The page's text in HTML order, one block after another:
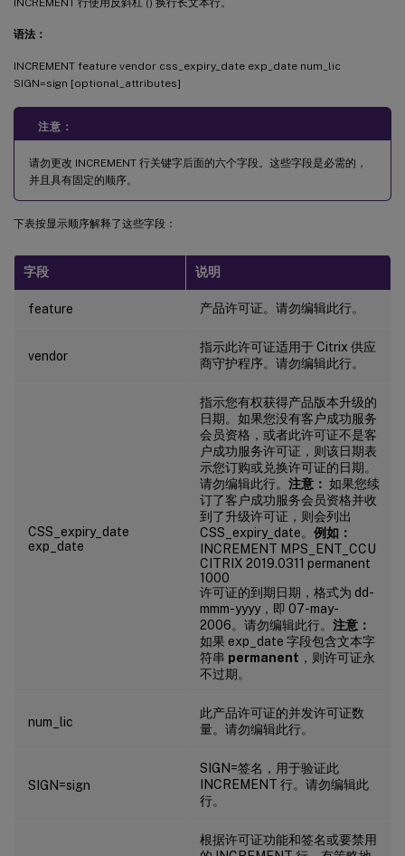
语法：
INCREMENT feature vendor css_expiry_date exp_date num_lic
SIGN=sign [optional_attributes]
注意：
请勿更改 INCREMENT 行关键字后面的六个字段。这些字段是必需的，
并且具有固定的顺序。
下表按显示顺序解释了这些字段：
字段 说明
feature 产品许可证。请勿编辑此行。
vendor
指示此许可证适用于 Citrix 供应
商守护程序。请勿编辑此行。
CSS_expiry_date
exp_date
指示您有权获得产品版本升级的
日期。如果您没有客户成功服务
会员资格，或者此许可证不是客
户成功服务许可证，则该日期表
示您订购或兑换许可证的日期。
请勿编辑此行。 注意： 如果您续
订了客户成功服务会员资格并收
到了升级许可证，则会列出
CSS_expiry_date。 例如：
INCREMENT MPS_ENT_CCU
CITRIX 2019.0311 permanent
1000
许可证的到期日期，格式为 dd-
mmm-yyyy，即 07-may-
2006。请勿编辑此行。 注意：
如果 exp_date 字段包含文本字
符串 permanent ，则许可证永
不过期。
num_lic
此产品许可证的并发许可证数
量。请勿编辑此行。
SIGN=sign
SIGN=签名，用于验证此
INCREMENT 行。请勿编辑此
行。
根据许可证功能和签名或要禁用